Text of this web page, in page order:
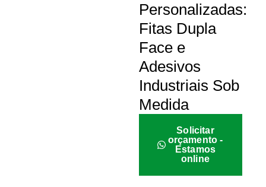
Personalizadas:
Fitas Dupla
Face e
Adesivos
Industriais Sob
Medida
Solicitar
orçamento -
Estamos
online